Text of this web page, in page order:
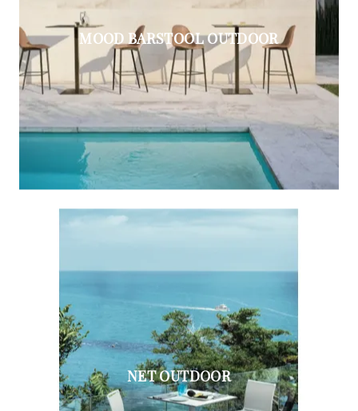
MOOD BARSTOOL OUTDOOR
NET OUTDOOR